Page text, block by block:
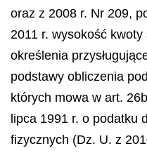
oraz z 2008 r. Nr 209,
2011 r. wysokość
określenia
podstawy obliczenia
których mowa w art.
lipca 1991 r. o podatku
fizycznych (Dz. U. z